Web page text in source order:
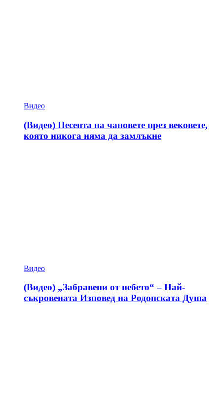
Видео
(Видео) Песента на чановете през вековете,
която никога няма да замлъкне
Видео
(Видео) „Забравени от небето“ – Най-
съкровената Изповед на Родопската Душа